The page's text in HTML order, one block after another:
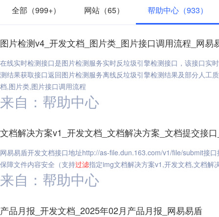
全部（999+） 网站（65） 帮助中心（933）
图片检测v4_开发文档_图片类_图片接口调用流程_网易
在线实时检测接口是图片检测服务实时反垃圾引擎检测接口，该接口实
测结果获取接口返回图片检测服务离线反垃圾引擎检测结果及部分人工
档,图片类,图片接口调用流程
来自：帮助中心
文档解决方案v1_开发文档_文档解决方案_文档提交接
网易易盾开发文档接口地址http://as-file.dun.163.com/v1/file/submit接
保障文件内容安全（支持过滤指定img文档解决方案v1,开发文档,文档解
来自：帮助中心
产品月报_开发文档_2025年02月产品月报_网易易盾